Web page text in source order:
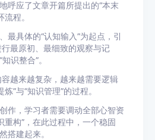
呼应了文章开篇所提出的“本末
程。
最具体的“认知输入”为起点，引
最原初、最细致的观察与记
识整合”。
越来越复杂，越来越需要逻辑
”与“知识管理”的过程。
作，学习者需要调动全部心智资
重构”，在此过程中，一个稳固
搭建起来。